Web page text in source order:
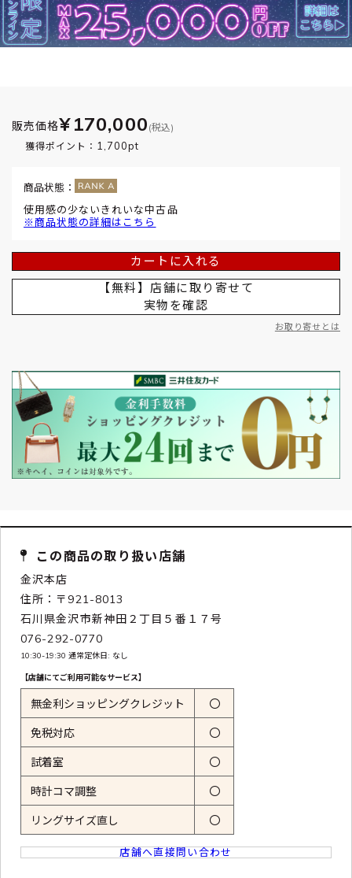
販売価格¥170,000 (税込)
獲得ポイント： 1,700pt
商品状態：
使用感の少ないきれいな中古品
※商品状態の詳細はこちら
カートに入れる
【無料】店舗に取り寄せて
実物を確認
お取り寄せとは
この商品の取り扱い店舗
金沢本店
住所：〒921-8013
石川県金沢市新神田２丁目５番１７号
076-292-0770
10:30-19:30 通常定休日: なし
【店舗にてご利用可能なサービス】
無金利ショッピングクレジット 〇
免税対応 〇
試着室 〇
時計コマ調整 〇
リングサイズ直し 〇
店舗へ直接問い合わせ